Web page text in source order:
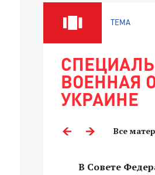
ТЕМА
ВОЕННАЯ
УКРАИНЕ
Все
В Совете